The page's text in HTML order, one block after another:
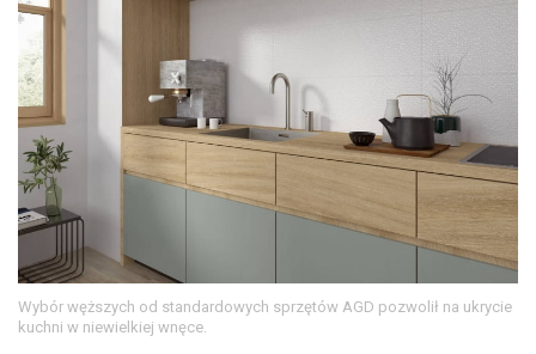
Wybór węższych od standardowych sprzętów AGD pozwolił na ukrycie
kuchni w niewielkiej wnęce.